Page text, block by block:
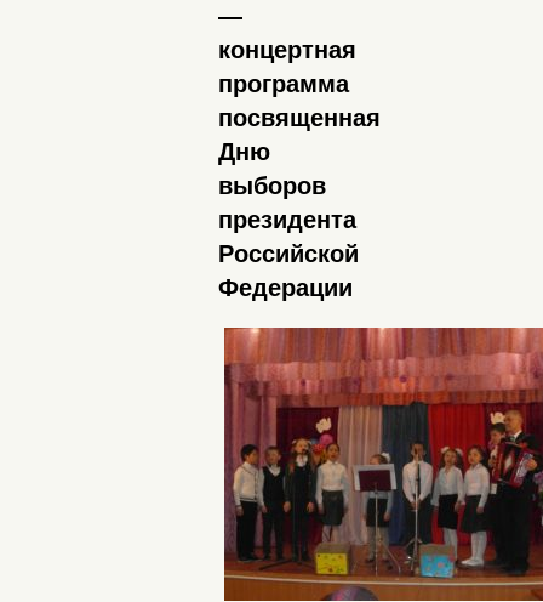
—
концертная
программа
посвященная
Дню
выборов
президента
Российской
Федерации